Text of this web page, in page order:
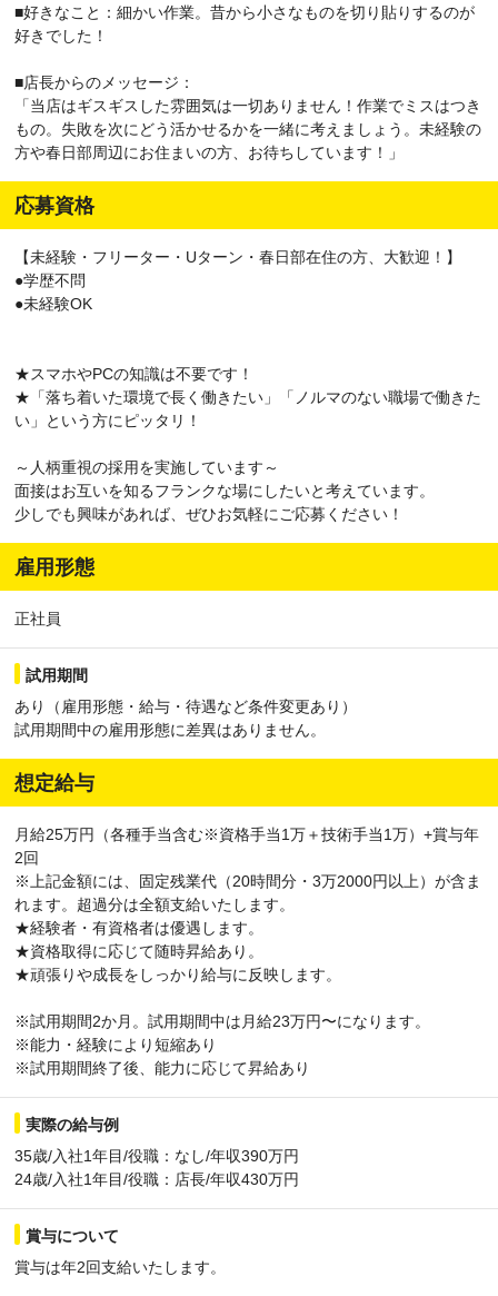
■好きなこと：細かい作業。昔から小さなものを切り貼りするのが
好きでした！
■店長からのメッセージ：
「当店はギスギスした雰囲気は一切ありません！作業でミスはつき
もの。失敗を次にどう活かせるかを一緒に考えましょう。未経験の
方や春日部周辺にお住まいの方、お待ちしています！」
応募資格
【未経験・フリーター・Uターン・春日部在住の方、大歓迎！】
●学歴不問
●未経験OK
★スマホやPCの知識は不要です！
★「落ち着いた環境で長く働きたい」「ノルマのない職場で働きた
い」という方にピッタリ！
～人柄重視の採用を実施しています～
面接はお互いを知るフランクな場にしたいと考えています。
少しでも興味があれば、ぜひお気軽にご応募ください！
雇用形態
正社員
試用期間
あり（雇用形態・給与・待遇など条件変更あり）
試用期間中の雇用形態に差異はありません。
想定給与
月給25万円（各種手当含む※資格手当1万＋技術手当1万）+賞与年
2回
※上記金額には、固定残業代（20時間分・3万2000円以上）が含ま
れます。超過分は全額支給いたします。
★経験者・有資格者は優遇します。
★資格取得に応じて随時昇給あり。
★頑張りや成長をしっかり給与に反映します。
※試用期間2か月。試用期間中は月給23万円〜になります。
※能力・経験により短縮あり
※試用期間終了後、能力に応じて昇給あり
実際の給与例
35歳/入社1年目/役職：なし/年収390万円
24歳/入社1年目/役職：店長/年収430万円
賞与について
賞与は年2回支給いたします。